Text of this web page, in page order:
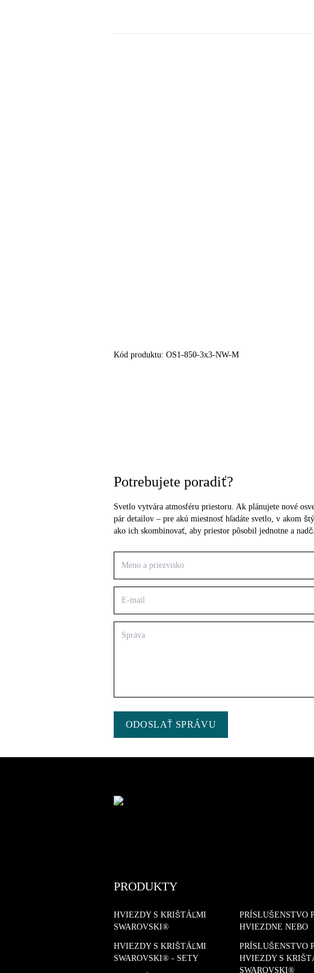
Kód produktu: OS1-850-3x3-NW-M
Potrebujete poradiť?
Svetlo vytvára atmosféru priestoru. Ak plánujete nové
pár detailov – pre akú miestnosť hľadáte svetlo, v akom
ako ich skombinovať, aby priestor pôsobil jednotne a
ODOSLAŤ SPRÁVU
PRODUKTY
HVIEZDY S KRIŠTÁĽMI
SWAROVSKI®
HVIEZDY S KRIŠTÁĽMI
SWAROVSKI® - SETY
PRÍSLUŠENSTVO
HVIEZDNE NEBO
PRÍSLUŠENSTVO
HVIEZDY S
SWAROVSKI®